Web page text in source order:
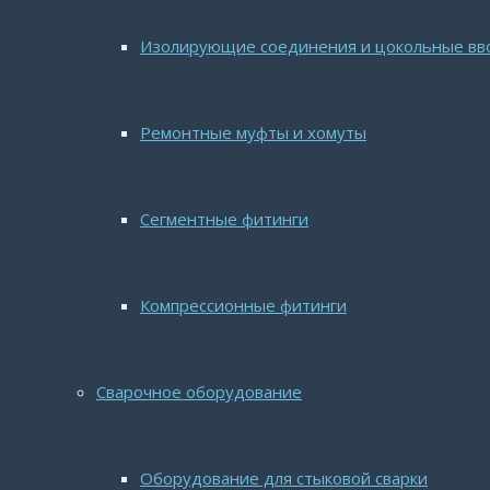
Изолирующие соединения и цокольные
Ремонтные муфты и хомуты
Сегментные фитинги
Компрессионные фитинги
Сварочное оборудование
Оборудование для стыковой сварки